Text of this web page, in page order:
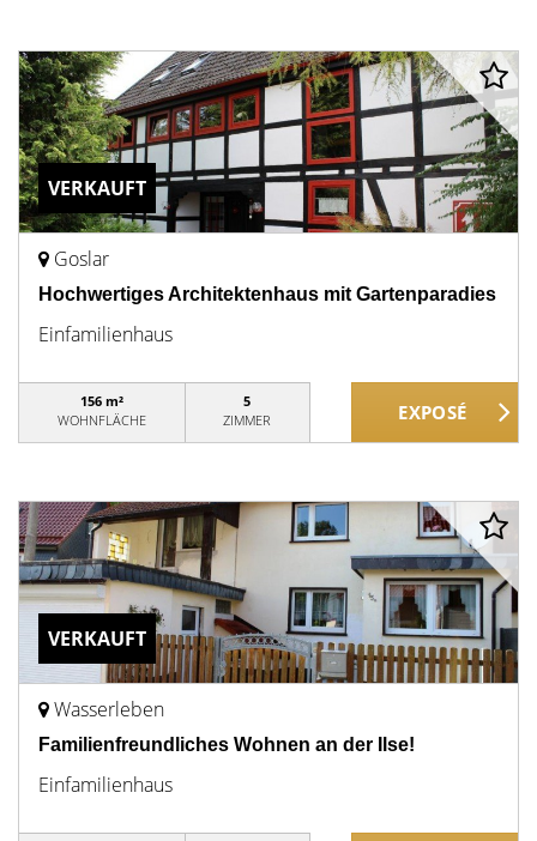
VERKAUFT
Goslar
Hochwertiges Architektenhaus mit Gartenparadies
Einfamilienhaus
156 m²
WOHNFLÄCHE
5
ZIMMER
VERKAUFT
Wasserleben
Familienfreundliches Wohnen an der Ilse!
Einfamilienhaus